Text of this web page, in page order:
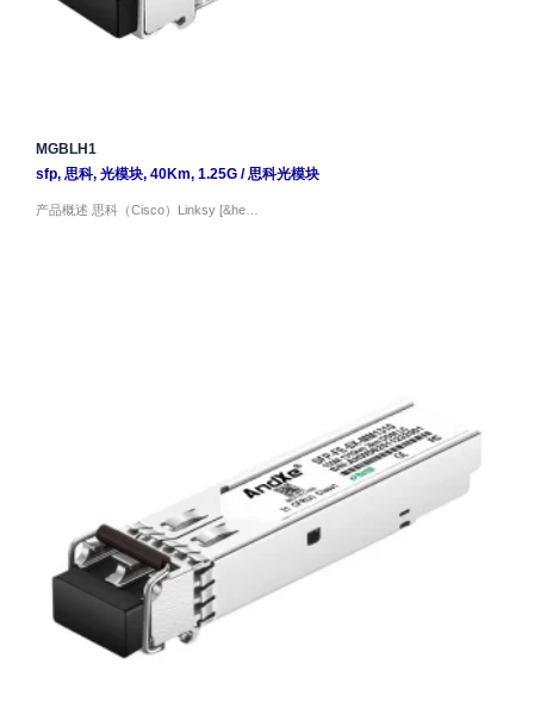
MGBLH1
sfp, 思科, 光模块, 40Km, 1.25G/思科光模块
产品概述 思科（Cisco）Linksy [&he…